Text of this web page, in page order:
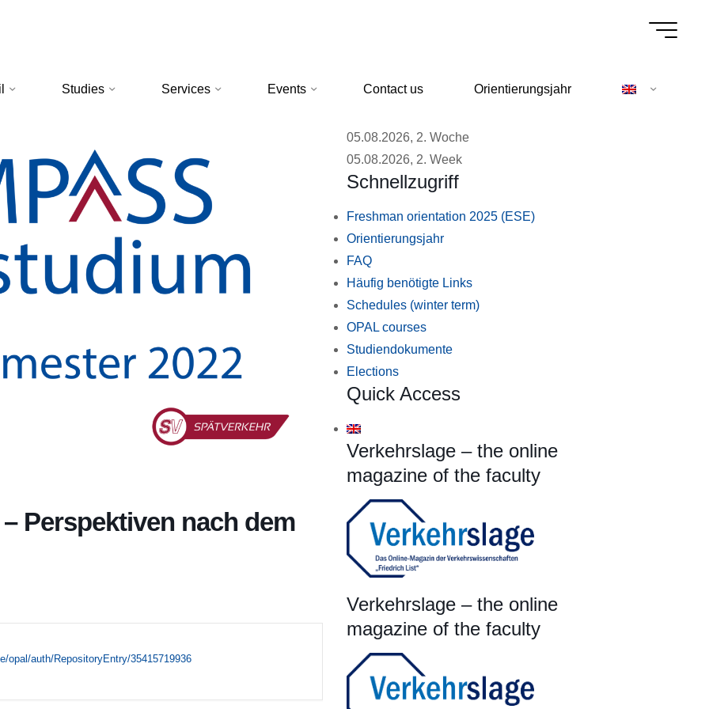
Studies Services Events Contact us Orientierungsjahr
Perspektiven nach dem
opal/auth/RepositoryEntry/35415719936
05.08.2026, 2. Woche
05.08.2026, 2. Week
Schnellzugriff
Freshman orientation 2025 (ESE)
Orientierungsjahr
FAQ
Häufig benötigte Links
Schedules (winter term)
OPAL courses
Studiendokumente
Elections
Quick Access
Verkehrslage – the online
magazine of the faculty
Verkehrslage – the online
magazine of the faculty